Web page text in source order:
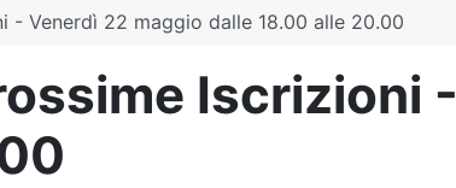
Venerdì 22 maggio dalle 18.00 alle 20.00
Iscrizioni -